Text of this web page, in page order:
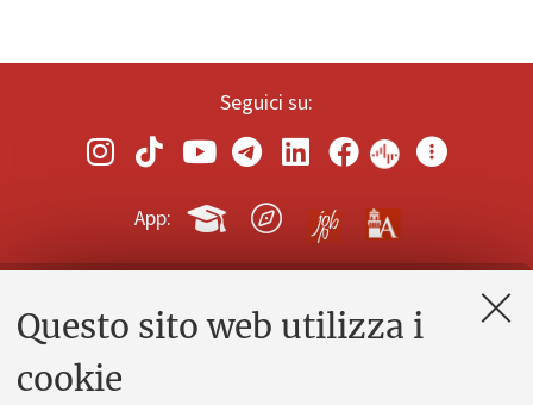
Questo sito web utilizza i
cookie
Seguici su:
App:
Contatti e PEC